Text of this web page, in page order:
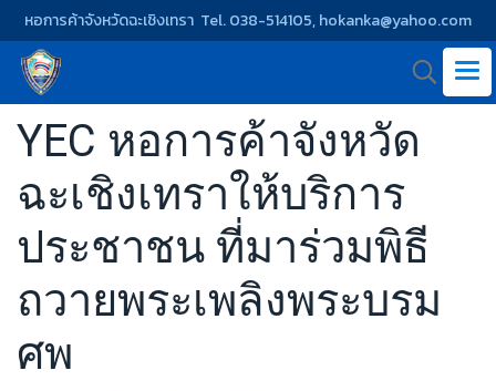
หอการค้าจังหวัดฉะเชิงเทรา Tel. 038-514105, hokanka@yahoo.com
YEC หอการค้าจังหวัด
ฉะเชิงเทราให้บริการ
ประชาชน ที่มาร่วมพิธี
ถวายพระเพลิงพระบรม
ศพ